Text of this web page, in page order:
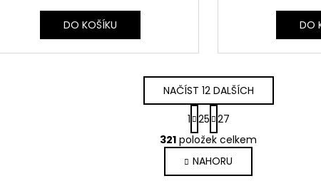
DO KOŠÍKU DO
O
v
l
NAČÍST 12 DALŠÍCH
S
t
r
á
n
1 25 27
321 položek celkem
NAHORU